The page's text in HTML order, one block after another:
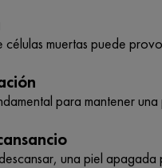
células muertas puede
para mantener
una piel